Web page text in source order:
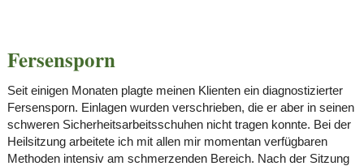
Fersensporn
Seit einigen Monaten plagte meinen Klienten ein diagnostizierter
Fersensporn. Einlagen wurden verschrieben, die er aber in seinen
schweren Sicherheitsarbeitsschuhen nicht tragen konnte. Bei der
Heilsitzung arbeitete ich mit allen mir momentan verfügbaren
Methoden intensiv am schmerzenden Bereich. Nach der Sitzung